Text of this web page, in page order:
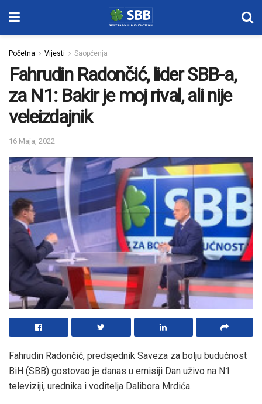
Početna Vijesti Saopćenja
Fahrudin Radončić, lider SBB-a,
za N1: Bakir je moj rival, ali nije
veleizdajnik
16 Maja, 2022
Fahrudin Radončić, predsjednik Saveza za bolju budućnost
BiH (SBB) gostovao je danas u emisiji Dan uživo na N1
televiziji, urednika i voditelja Dalibora Mrdića.